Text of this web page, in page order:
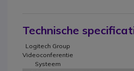
Technische
Logitech Group
Videoconferentie
Systeem